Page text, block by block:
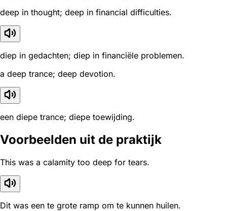
deep in thought; deep in financial difficulties.
diep in gedachten; diep in financiële problemen.
a deep trance; deep devotion.
een diepe trance; diepe toewijding.
Voorbeelden uit de praktijk
This was a calamity too deep for tears.
Dit was een te grote ramp om te kunnen huilen.